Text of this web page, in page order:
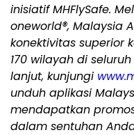
inisiatif MHFlySafe.
oneworld®, Malaysia
konektivitas superior
170 wilayah di
lanjut, kunjungi
unduh aplikasi
mendapatkan
dalam sentuhan